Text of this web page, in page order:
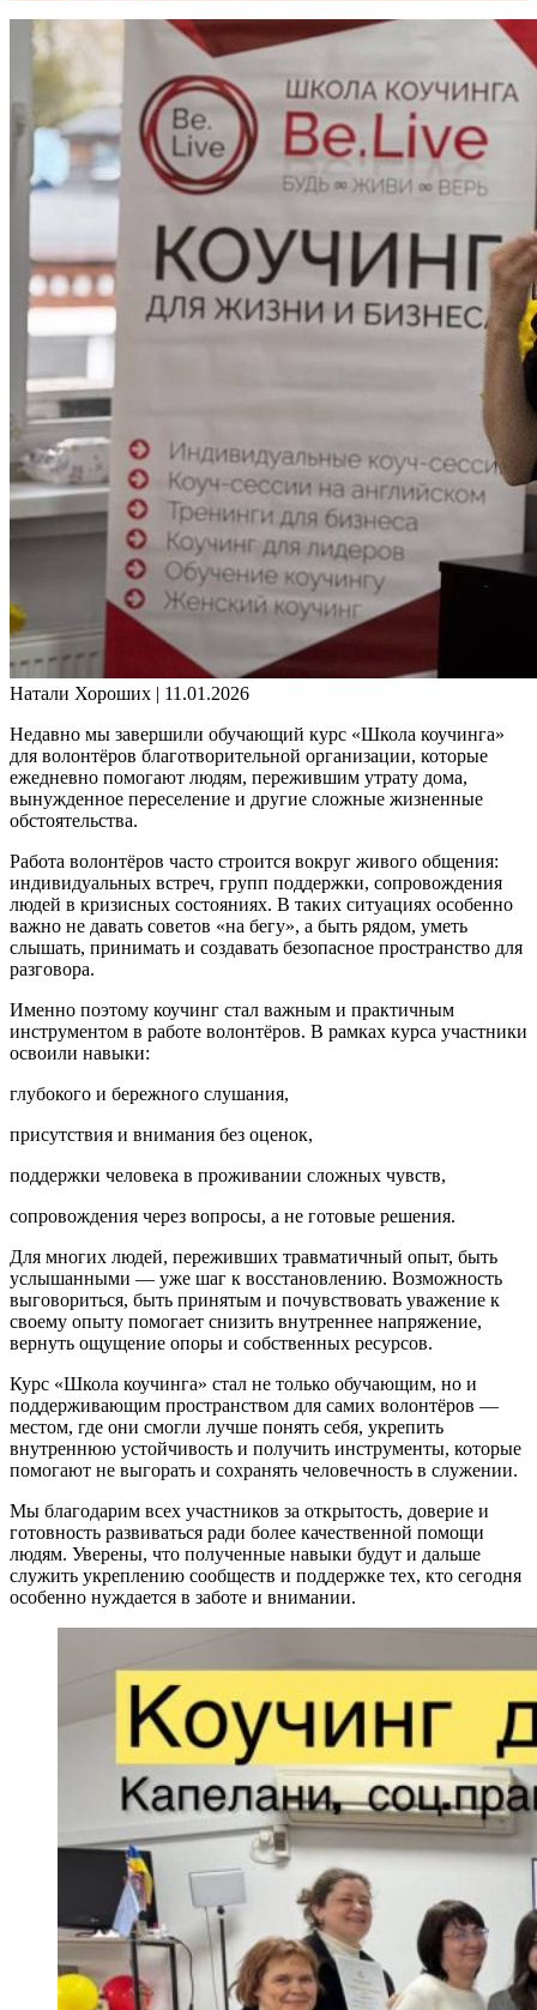
Натали Хороших | 11.01.2026
Недавно мы завершили обучающий курс «Школа коучинга»
для волонтёров благотворительной организации, которые
ежедневно помогают людям, пережившим утрату дома,
вынужденное переселение и другие сложные жизненные
обстоятельства.
Работа волонтёров часто строится вокруг живого общения:
индивидуальных встреч, групп поддержки, сопровождения
людей в кризисных состояниях. В таких ситуациях особенно
важно не давать советов «на бегу», а быть рядом, уметь
слышать, принимать и создавать безопасное пространство для
разговора.
Именно поэтому коучинг стал важным и практичным
инструментом в работе волонтёров. В рамках курса участники
освоили навыки:
глубокого и бережного слушания,
присутствия и внимания без оценок,
поддержки человека в проживании сложных чувств,
сопровождения через вопросы, а не готовые решения.
Для многих людей, переживших травматичный опыт, быть
услышанными — уже шаг к восстановлению. Возможность
выговориться, быть принятым и почувствовать уважение к
своему опыту помогает снизить внутреннее напряжение,
вернуть ощущение опоры и собственных ресурсов.
Курс «Школа коучинга» стал не только обучающим, но и
поддерживающим пространством для самих волонтёров —
местом, где они смогли лучше понять себя, укрепить
внутреннюю устойчивость и получить инструменты, которые
помогают не выгорать и сохранять человечность в служении.
Мы благодарим всех участников за открытость, доверие и
готовность развиваться ради более качественной помощи
людям. Уверены, что полученные навыки будут и дальше
служить укреплению сообществ и поддержке тех, кто сегодня
особенно нуждается в заботе и внимании.